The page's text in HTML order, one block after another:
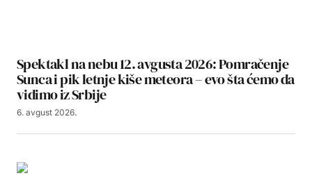
Spektakl na nebu 12. avgusta 2026: Pomračenje
Sunca i pik letnje kiše meteora – evo šta ćemo da
vidimo iz Srbije
6. avgust 2026.